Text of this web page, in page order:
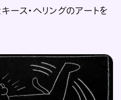
ース・ヘリングのアートを